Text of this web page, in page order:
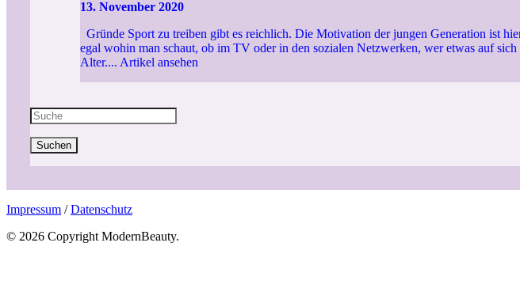
13. November 2020
Gründe Sport zu treiben gibt es reichlich. Die Motivation der jungen Generation ist
egal wohin man schaut, ob im TV oder in den sozialen Netzwerken, wer etwas auf
Alter.... Artikel ansehen
Suchen
Impressum /Datenschutz
© 2026 Copyright ModernBeauty.